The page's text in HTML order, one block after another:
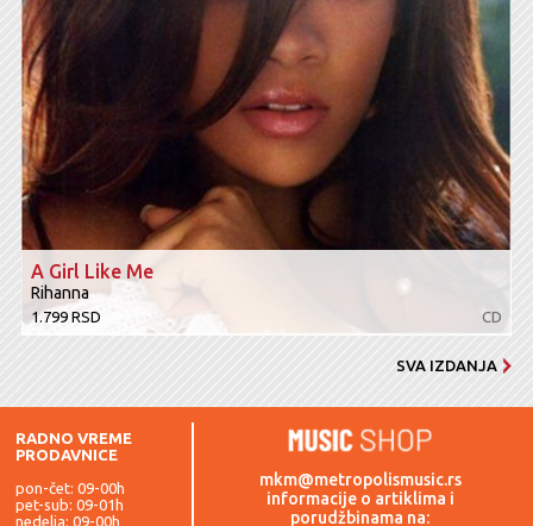
A Girl Like Me
Rihanna
1.799 RSD CD
SVA IZDANJA
RADNO VREME
PRODAVNICE
pon-čet: 09-00h
pet-sub: 09-01h
nedelja: 09-00h
mkm@metropolismusic.rs
informacije o artiklima i
porudžbinama na: